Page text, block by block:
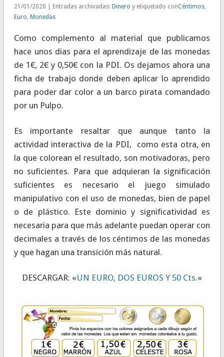
21/01/2020 | Entradas archivadas: Dinero y etiquetado conCéntimos,
Euro, Monedas
Como complemento al material que publicamos
hace unos dias para el aprendizaje de las monedas
de 1€, 2€ y 0,50€ con la PDI. Os dejamos ahora una
ficha de trabajo donde deben aplicar lo aprendido
para poder dar color a un barco pirata comandado
por un Pulpo.
Es importante resaltar que aunque tanto la
actividad interactiva de la PDI, como esta otra, en
la que colorean el resultado, son motivadoras, pero
no suficientes. Para que adquieran la significación
suficientes es necesario el juego simulado
manipulativo con el uso de monedas, bien de papel
o de plástico. Este dominio y significatividad es
necesaria para que más adelante puedan operar con
decimales a través de los céntimos de las monedas
y que hagan una transición más natural.
DESCARGAR: «UN EURO, DOS EUROS Y 50 Cts.«